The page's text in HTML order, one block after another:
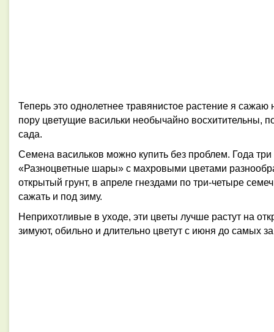
Теперь это однолетнее травянистое растение я
пору цветущие васильки необычайно восхитительны,
сада.
Семена васильков можно купить без проблем. Года
«Разноцветные шары» с махровыми цветами
открытый грунт, в апреле гнездами по три-четыре
сажать и под зиму.
Неприхотливые в уходе, эти цветы лучше растут на
зимуют, обильно и длительно цветут с июня до самых